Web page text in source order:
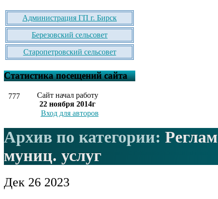
Администрация ГП г. Бирск
Березовский сельсовет
Старопетровский сельсовет
Статистика посещений сайта
777
Сайт начал работу
22 ноября 2014г
Вход для авторов
Архив по категории:
муниц. услуг
Дек 26 2023